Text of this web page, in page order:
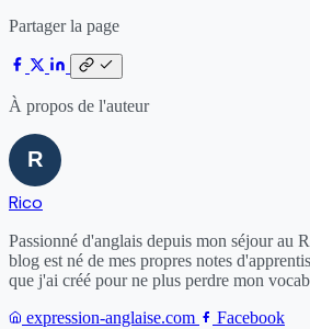
Partager la page
À propos de l'auteur
Rico
Passionné d'anglais depuis mon séjour au
blog est né de mes propres notes
que j'ai créé pour ne plus perdre mon
expression-anglaise.com
Facebook